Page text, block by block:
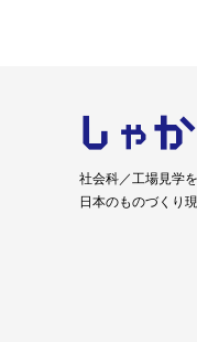
しゃ
社会科／工場見学を
日本のものづくり